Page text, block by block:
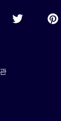
Accor Twitter